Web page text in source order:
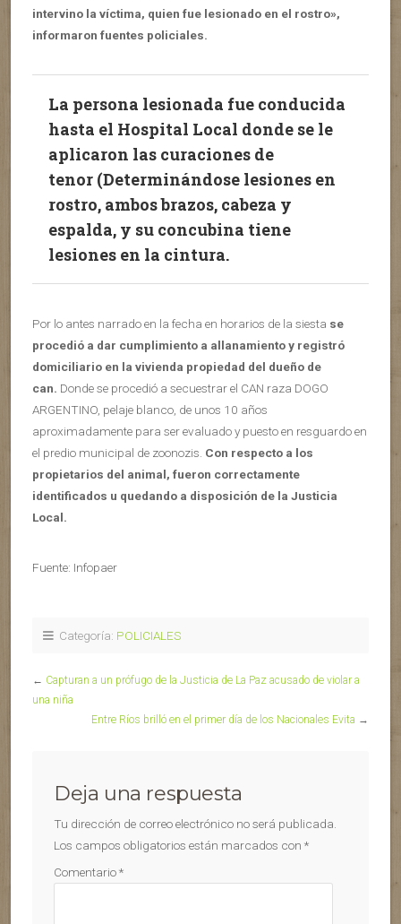
intervino la víctima, quien fue lesionado en el rostro»,
informaron fuentes policiales.
La persona lesionada fue conducida
hasta el Hospital Local donde se le
aplicaron las curaciones de
tenor (Determinándose lesiones en
rostro, ambos brazos, cabeza y
espalda, y su concubina tiene
lesiones en la cintura.
Por lo antes narrado en la fecha en horarios de la siesta se
procedió a dar cumplimiento a allanamiento y registró
domiciliario en la vivienda propiedad del dueño de
can. Donde se procedió a secuestrar el CAN raza DOGO
ARGENTINO, pelaje blanco, de unos 10 años
aproximadamente para ser evaluado y puesto en resguardo en
el predio municipal de zoonozis. Con respecto a los
propietarios del animal, fueron correctamente
identificados u quedando a disposición de la Justicia
Local.
Fuente: Infopaer
Categoría: POLICIALES
← Capturan a un prófugo de la Justicia de La Paz acusado de violar a
una niña
Entre Ríos brilló en el primer día de los Nacionales Evita →
Deja una respuesta
Tu dirección de correo electrónico no será publicada.
Los campos obligatorios están marcados con *
Comentario*